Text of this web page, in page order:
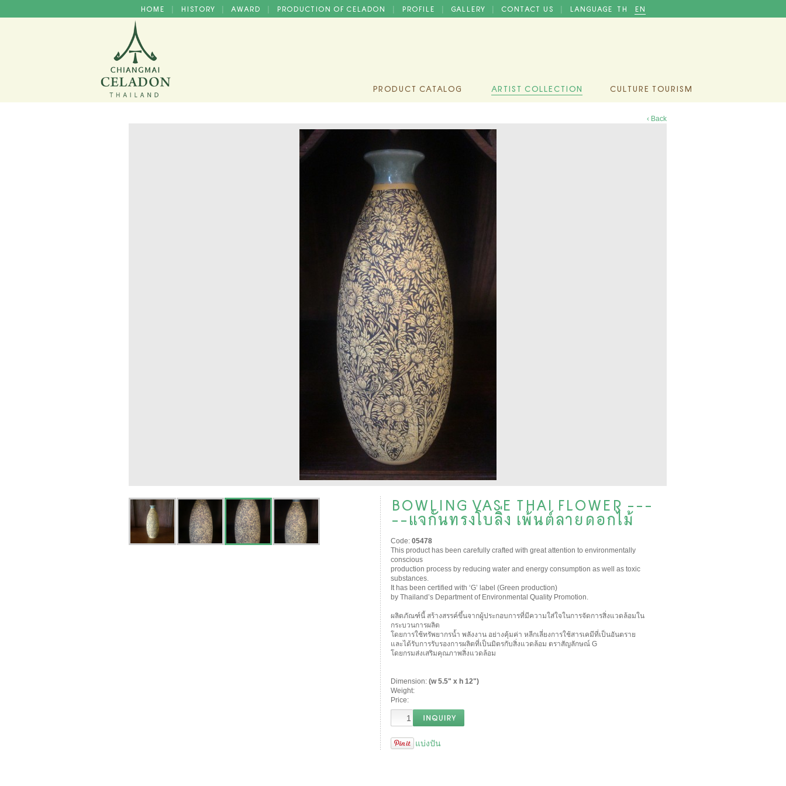
HOME | HISTORY | AWARD | PRODUCTION OF CELADON | PROFILE | GALLERY | CONTACT US | LANGUAGE TH EN
PRODUCT CATALOG ARTIST COLLECTION CULTURE TOURISM
‹ Back
BOWLING VASE THAI FLOWER ---
--แจกันทรงโบลิ่ง เพ้นต์ลายดอกไม้
Code: 05478
This product has been carefully crafted with great attention to environmentally
conscious
production process by reducing water and energy consumption as well as toxic
substances.
It has been certified with ‘G’ label (Green production)
by Thailand’s Department of Environmental Quality Promotion.
ผลิตภัณฑ์นี้ สร้างสรรค์ขึ้นจากผู้ประกอบการที่มีความใส่ใจในการจัดการสิ่งแวดล้อมใน
กระบวนการผลิต
โดยการใช้ทรัพยากรน้ำ พลังงาน อย่างคุ้มค่า หลีกเลี่ยงการใช้สารเคมีที่เป็นอันตราย
และได้รับการรับรองการผลิตที่เป็นมิตรกับสิ่งแวดล้อม ตราสัญลักษณ์ G
โดยกรมส่งเสริมคุณภาพสิ่งแวดล้อม
Dimension: (w 5.5" x h 12")
Weight:
Price:
แบ่งปัน